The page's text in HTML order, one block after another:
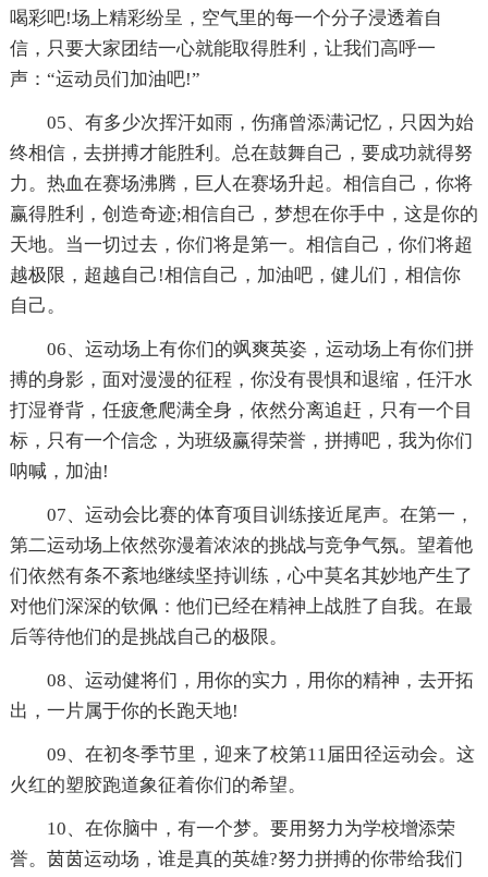
喝彩吧!场上精彩纷呈，空气里的每一个分子浸透着自
信，只要大家团结一心就能取得胜利，让我们高呼一
声：“运动员们加油吧!”
05、有多少次挥汗如雨，伤痛曾添满记忆，只因为始
终相信，去拼搏才能胜利。总在鼓舞自己，要成功就得努
力。热血在赛场沸腾，巨人在赛场升起。相信自己，你将
赢得胜利，创造奇迹;相信自己，梦想在你手中，这是你的
天地。当一切过去，你们将是第一。相信自己，你们将超
越极限，超越自己!相信自己，加油吧，健儿们，相信你
自己。
06、运动场上有你们的飒爽英姿，运动场上有你们拼
搏的身影，面对漫漫的征程，你没有畏惧和退缩，任汗水
打湿脊背，任疲惫爬满全身，依然分离追赶，只有一个目
标，只有一个信念，为班级赢得荣誉，拼搏吧，我为你们
呐喊，加油!
07、运动会比赛的体育项目训练接近尾声。在第一，
第二运动场上依然弥漫着浓浓的挑战与竞争气氛。望着他
们依然有条不紊地继续坚持训练，心中莫名其妙地产生了
对他们深深的钦佩：他们已经在精神上战胜了自我。在最
后等待他们的是挑战自己的极限。
08、运动健将们，用你的实力，用你的精神，去开拓
出，一片属于你的长跑天地!
09、在初冬季节里，迎来了校第11届田径运动会。这
火红的塑胶跑道象征着你们的希望。
10、在你脑中，有一个梦。要用努力为学校增添荣
誉。茵茵运动场，谁是真的英雄?努力拼搏的你带给我们